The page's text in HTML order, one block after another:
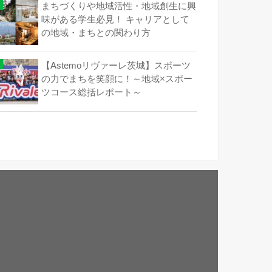
まちづくりや地域活性・地域創生に興
味がある学生必見！ キャリアとして
の地域・まちとの関わり方
【Astemoリヴァーレ茨城】スポーツ
の力でまちを笑顔に！～地域×スポー
ツコース総括レポート～